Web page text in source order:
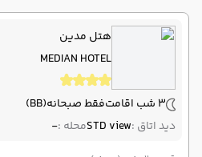
هتل مدین
MEDIAN HOTEL
3 شب اقامت فقط صبحانه(BB)
دید اتاق :STD viewمحله :-